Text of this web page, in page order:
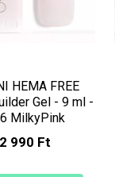
HEMA FREE
Gel - 9 ml -
MilkyPink
2 990 Ft